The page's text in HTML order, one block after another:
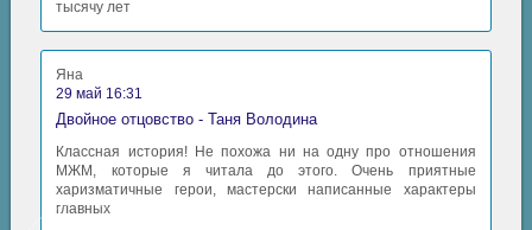
тысячу лет
Яна
29 май 16:31
Двойное отцовство - Таня Володина
Классная история! Не похожа ни на одну про отношения
МЖМ, которые я читала до этого. Очень приятные
харизматичные герои, мастерски написанные характеры
главных